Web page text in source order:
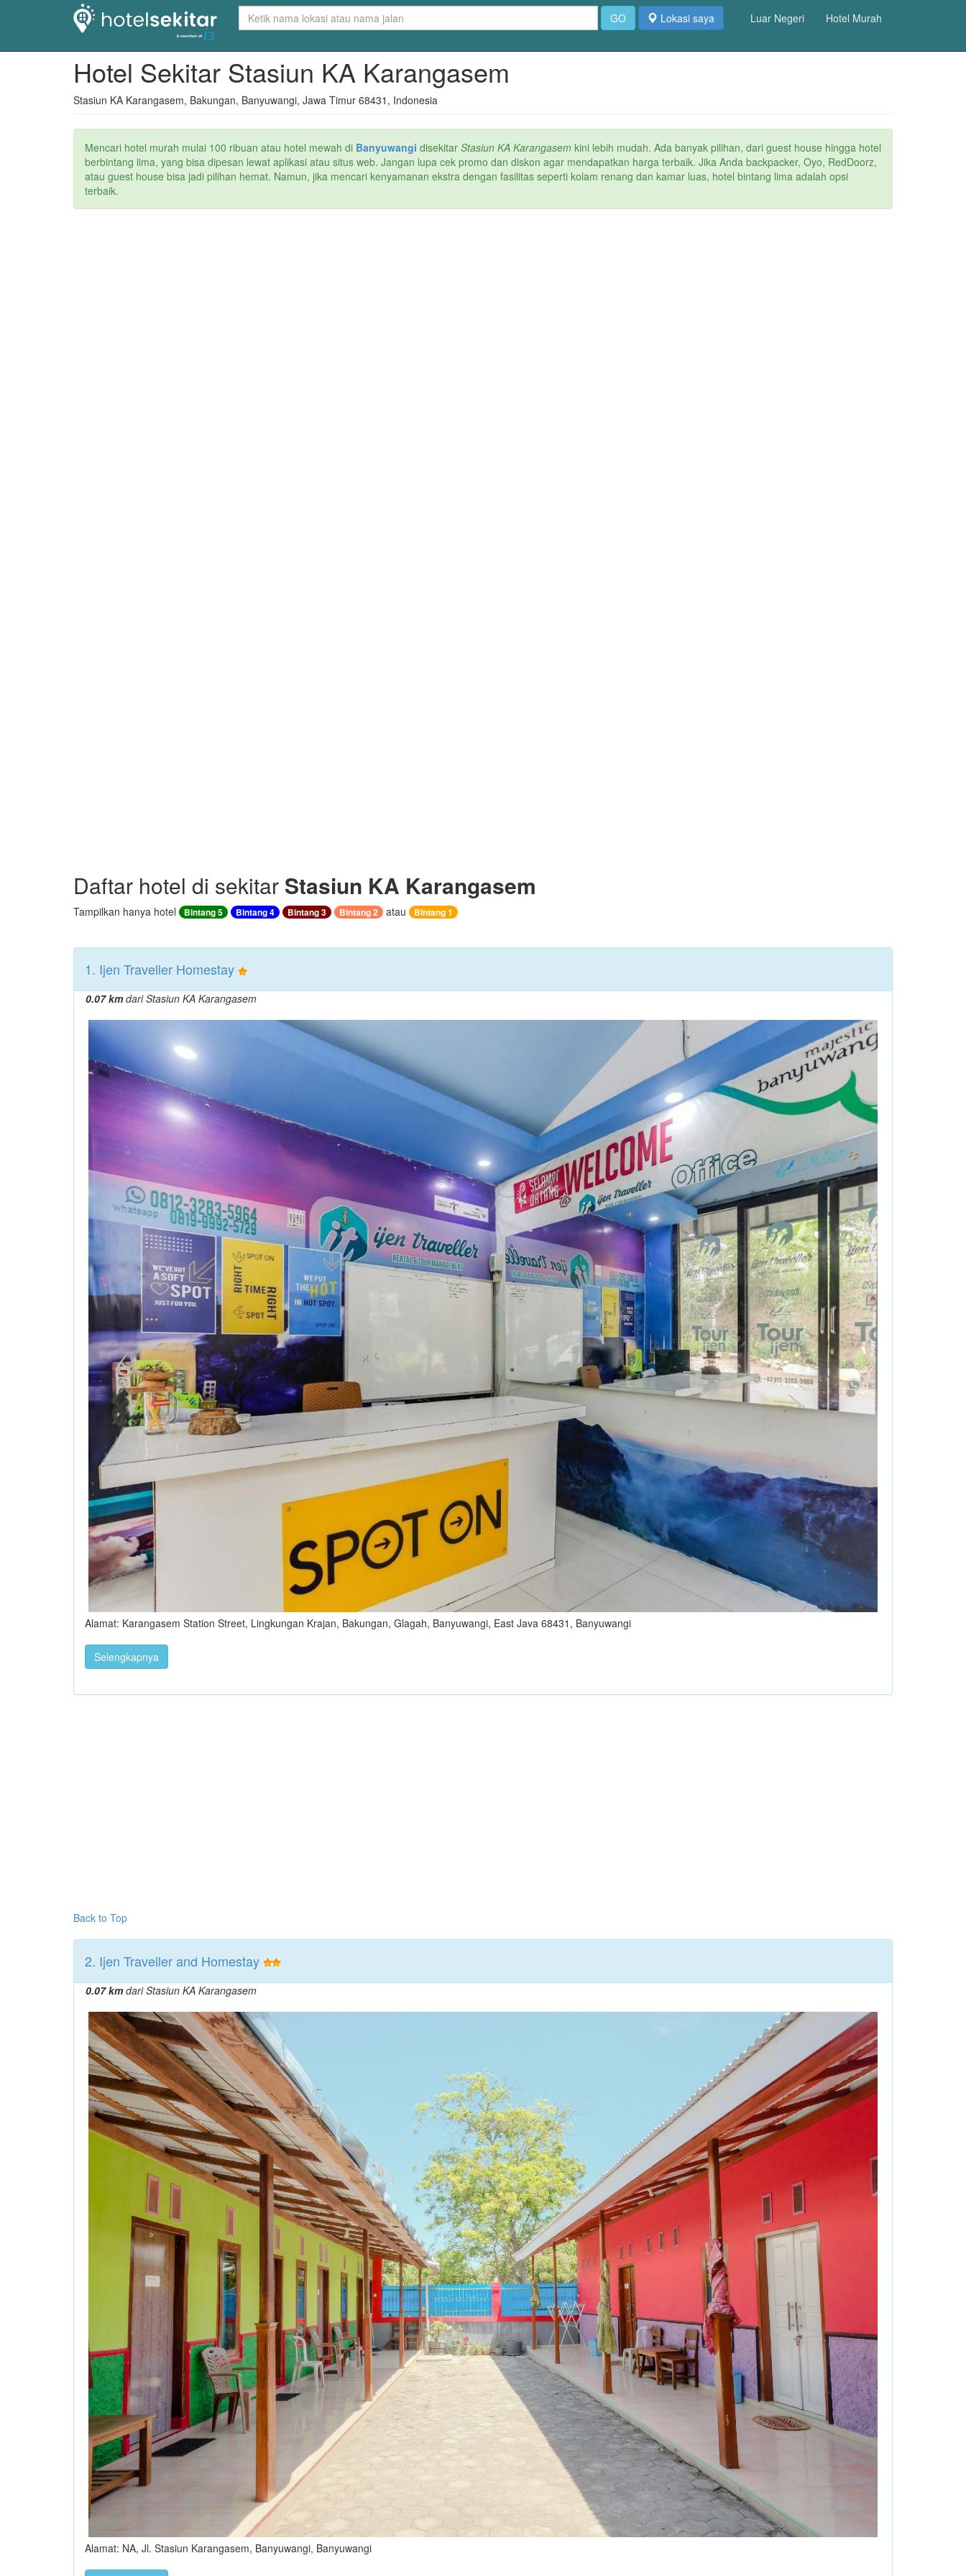
GO Lokasi saya Luar Negeri Hotel Murah
Hotel Sekitar Stasiun KA Karangasem
Stasiun KA Karangasem, Bakungan, Banyuwangi, Jawa Timur 68431, Indonesia
Mencari hotel murah mulai 100 ribuan atau hotel mewah di Banyuwangi disekitar Stasiun KA Karangasem kini lebih mudah. Ada banyak pilihan, dari guest house hingga hotel
berbintang lima, yang bisa dipesan lewat aplikasi atau situs web. Jangan lupa cek promo dan diskon agar mendapatkan harga terbaik. Jika Anda backpacker, Oyo, RedDoorz,
atau guest house bisa jadi pilihan hemat. Namun, jika mencari kenyamanan ekstra dengan fasilitas seperti kolam renang dan kamar luas, hotel bintang lima adalah opsi
terbaik.
Daftar hotel di sekitar Stasiun KA Karangasem
Tampilkan hanya hotel Bintang 5 Bintang 4 Bintang 3 Bintang 2 atau Bintang 1
1. Ijen Traveller Homestay
0.07 kmdari Stasiun KA Karangasem
Alamat: Karangasem Station Street, Lingkungan Krajan, Bakungan, Glagah, Banyuwangi, East Java 68431, Banyuwangi
Selengkapnya
Back to Top
2. Ijen Traveller and Homestay
0.07 kmdari Stasiun KA Karangasem
Alamat: NA, Jl. Stasiun Karangasem, Banyuwangi, Banyuwangi